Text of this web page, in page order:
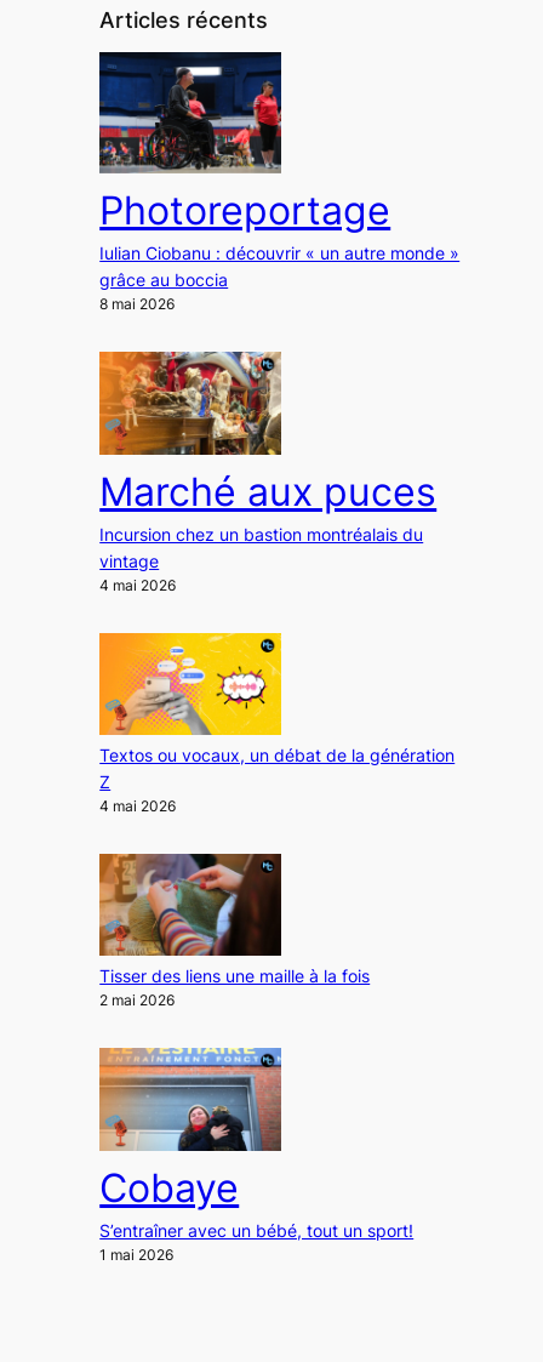
Articles récents
Photoreportage
Iulian Ciobanu : découvrir « un autre monde »
grâce au boccia
8 mai 2026
Marché aux puces
Incursion chez un bastion montréalais du
vintage
4 mai 2026
Textos ou vocaux, un débat de la génération
Z
4 mai 2026
Tisser des liens une maille à la fois
2 mai 2026
Cobaye
S’entraîner avec un bébé, tout un sport!
1 mai 2026